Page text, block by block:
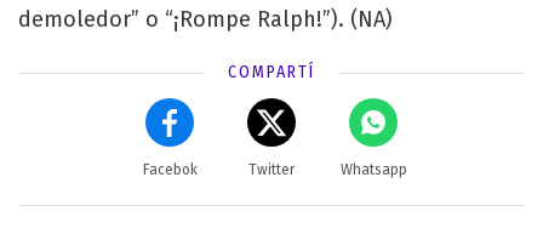
demoledor” o “¡Rompe Ralph!”). (NA)
COMPARTÍ
Facebok Twitter Whatsapp